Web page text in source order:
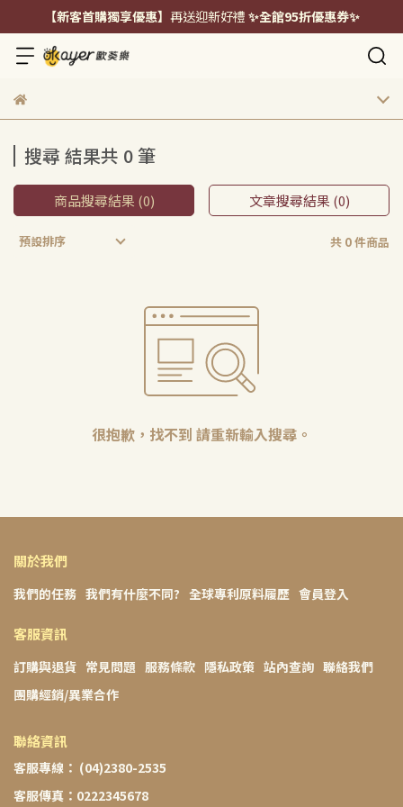
【新客首購獨享優惠】 再送迎新好禮 ✨全館95折優惠券✨
搜尋 結果共 0 筆
商品搜尋結果 (0) 文章搜尋結果 (0)
預設排序 共 0 件商品
很抱歉，找不到 請重新輸入搜尋。
關於我們
我們的任務 我們有什麼不同? 全球專利原料履歷 會員登入
客服資訊
訂購與退貨 常見問題 服務條款 隱私政策 站內查詢 聯絡我們
團購經銷/異業合作
聯絡資訊
客服專線： (04)2380-2535
客服傳真：0222345678